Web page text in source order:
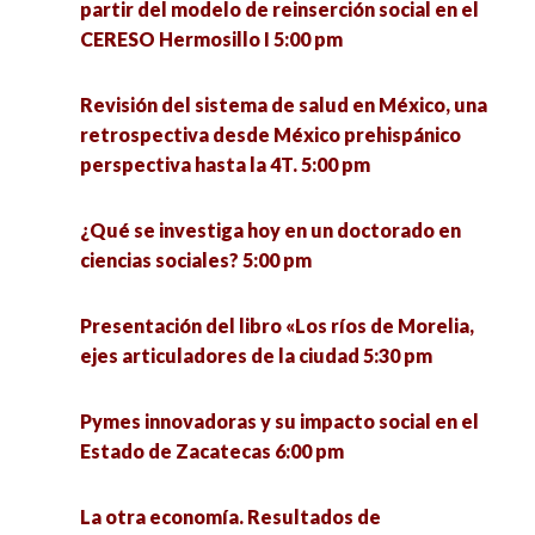
partir del modelo de reinserción social en el
CERESO Hermosillo I 5:00 pm
Revisión del sistema de salud en México, una
retrospectiva desde México prehispánico
perspectiva hasta la 4T. 5:00 pm
¿Qué se investiga hoy en un doctorado en
ciencias sociales? 5:00 pm
Presentación del libro «Los ríos de Morelia,
ejes articuladores de la ciudad 5:30 pm
Pymes innovadoras y su impacto social en el
Estado de Zacatecas 6:00 pm
La otra economía. Resultados de